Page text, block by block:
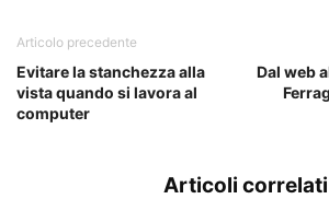
Articolo precedente
Evitare la stanchezza alla
vista quando si lavora al
computer
Dal web
Articoli correlati